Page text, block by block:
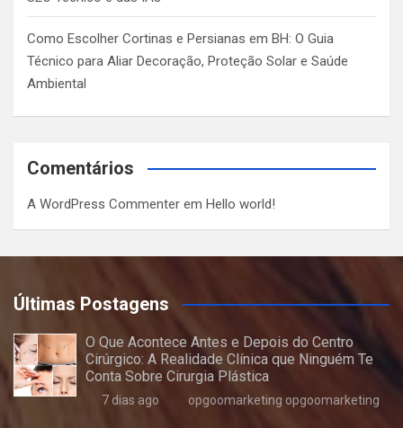
Como Escolher Cortinas e Persianas em BH: O Guia
Técnico para Aliar Decoração, Proteção Solar e Saúde
Ambiental
Comentários
A WordPress Commenter em Hello world!
Últimas Postagens
O Que Acontece Antes e Depois do Centro
Cirúrgico: A Realidade Clínica que Ninguém Te
Conta Sobre Cirurgia Plástica
7 dias ago opgoomarketing opgoomarketing